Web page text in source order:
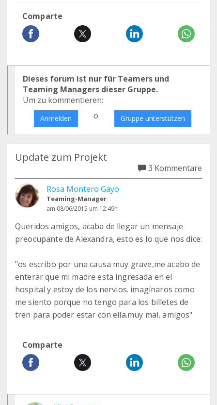
Comparte
Dieses forum ist nur für Teamers und
Teaming Managers dieser Gruppe.
Um zu kommentieren:
Anmelden o Gruppe unterstützen
Update zum Projekt
3 Kommentare
Rosa Montero Gayo
Teaming-Manager
am 08/06/2015 um 12:49h
Queridos amigos, acaba de llegar un mensaje
preocupante de Alexandra, esto es lo que nos dice:
"os escribo por una causa muy grave,me acabo de
enterar que mi madre esta ingresada en el
hospital y estoy de los nervios. imagínaros como
me siento porque no tengo para los billetes de
tren para poder estar con ella.muy mal, amigos"
Comparte